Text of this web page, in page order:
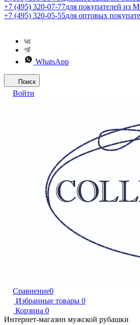
+7 (495) 320-07-77для покупателей из
+7 (495) 320-05-55для оптовых
WhatsApp
Поиск
Войти
Сравнение0
Избранные товары 0
Корзина 0
Интернет-магазин мужской рубашки